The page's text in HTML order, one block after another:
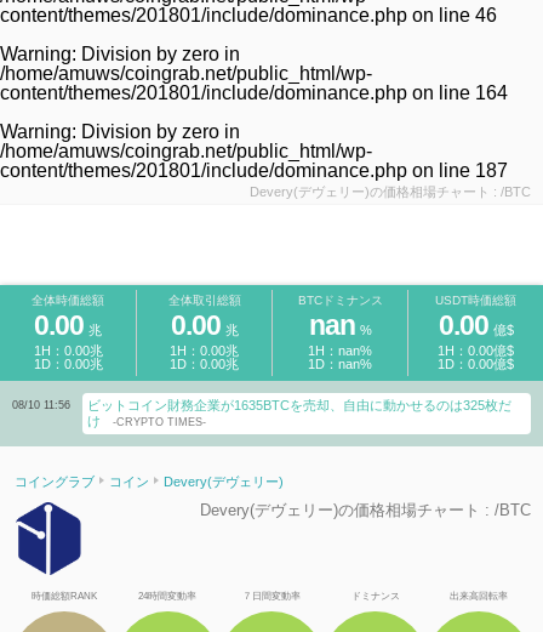
content/themes/201801/include/dominance.php on line 46
Warning: Division by zero in
/home/amuws/coingrab.net/public_html/wp-
content/themes/201801/include/dominance.php on line 164
Warning: Division by zero in
/home/amuws/coingrab.net/public_html/wp-
content/themes/201801/include/dominance.php on line 187
Devery(デヴェリー)の価格相場チャート : /BTC
全体時価総額 全体取引総額 BTCドミナンス USDT時価総額
0.00 兆
1H：0.00兆
1D：0.00兆
0.00 兆
1H：0.00兆
1D：0.00兆
nan %
1H：nan%
1D：nan%
0.00 億$
1H：0.00億$
1D：0.00億$
08/10 11:56
ビットコイン財務企業が1635BTCを売却、自由に動かせるのは325枚だ
け
-CRYPTO TIMES-
コイングラブ コイン Devery(デヴェリー)
Devery(デヴェリー)の価格相場チャート : /BTC
時価総額RANK 24時間変動率 ７日間変動率 ドミナンス 出来高回転率